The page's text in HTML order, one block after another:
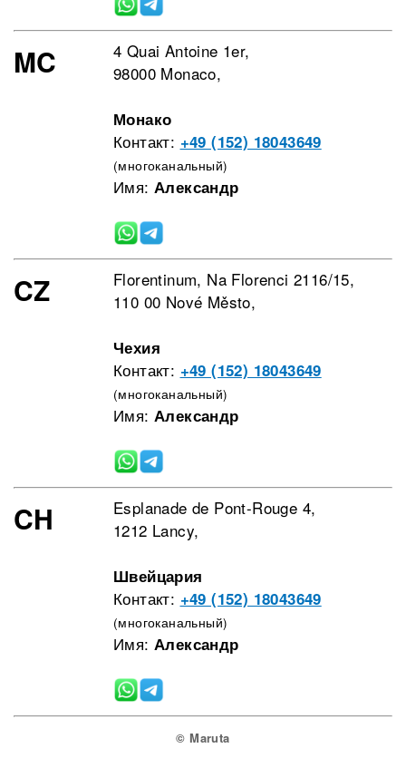
MC
4 Quai Antoine 1er,
98000 Monaco,
Монако
Контакт: +49 (152) 18043649
(многоканальный)
Имя: Александр
CZ
Florentinum, Na Florenci 2116/15,
110 00 Nové Město,
Чехия
Контакт: +49 (152) 18043649
(многоканальный)
Имя: Александр
CH
Esplanade de Pont-Rouge 4,
1212 Lancy,
Швейцария
Контакт: +49 (152) 18043649
(многоканальный)
Имя: Александр
© Maruta